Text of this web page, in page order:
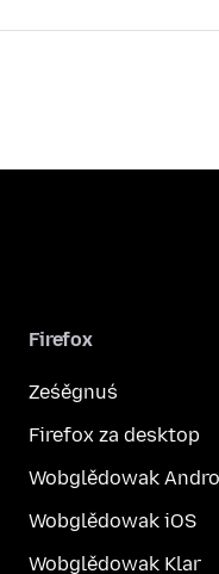
Firefox
Ześěgnuś
Firefox za desktop
Wobglědowak
Wobglědowak iOS
Wobglědowak Klar